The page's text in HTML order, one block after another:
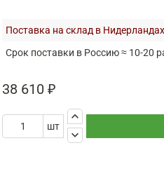
Поставка на склад в
Срок поставки в Россию ≈ 10-20
38 610 ₽
шт
keyboard_arrow_up
keyboard_arrow_down